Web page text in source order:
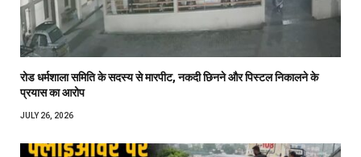
रोड धर्मशाला समिति के सदस्य से मारपीट, नकदी छिनने और पिस्टल निकालने के
प्रयास का आरोप
JULY 26, 2026